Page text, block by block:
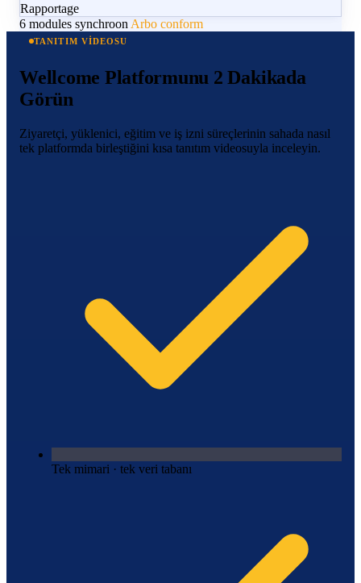
Rapportage
6 modules synchroon Arbo conform
TANITIM VİDEOSU
Wellcome Platformunu 2 Dakikada
Görün
Ziyaretçi, yüklenici, eğitim ve iş izni süreçlerinin sahada nasıl
tek platformda birleştiğini kısa tanıtım videosuyla inceleyin.
Tek mimari · tek veri tabanı